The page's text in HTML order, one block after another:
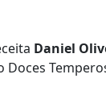
Daniel